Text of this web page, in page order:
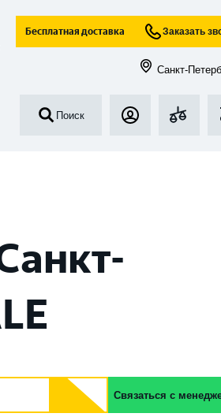
Бесплатная доставка Заказать
Санкт-
Поиск
Связаться с